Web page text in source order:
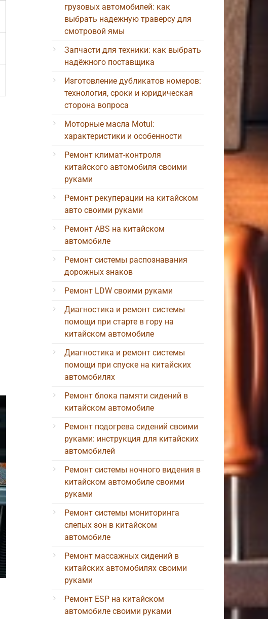
грузовых автомобилей: как
выбрать надежную траверсу для
смотровой ямы
Запчасти для техники: как выбрать
надёжного поставщика
Изготовление дубликатов номеров:
технология, сроки и юридическая
сторона вопроса
Моторные масла Motul:
характеристики и особенности
Ремонт климат-контроля
китайского автомобиля своими
руками
Ремонт рекуперации на китайском
авто своими руками
Ремонт ABS на китайском
автомобиле
Ремонт системы распознавания
дорожных знаков
Ремонт LDW своими руками
Диагностика и ремонт системы
помощи при старте в гору на
китайском автомобиле
Диагностика и ремонт системы
помощи при спуске на китайских
автомобилях
Ремонт блока памяти сидений в
китайском автомобиле
Ремонт подогрева сидений своими
руками: инструкция для китайских
автомобилей
Ремонт системы ночного видения в
китайском автомобиле своими
руками
Ремонт системы мониторинга
слепых зон в китайском
автомобиле
Ремонт массажных сидений в
китайских автомобилях своими
руками
Ремонт ESP на китайском
автомобиле своими руками